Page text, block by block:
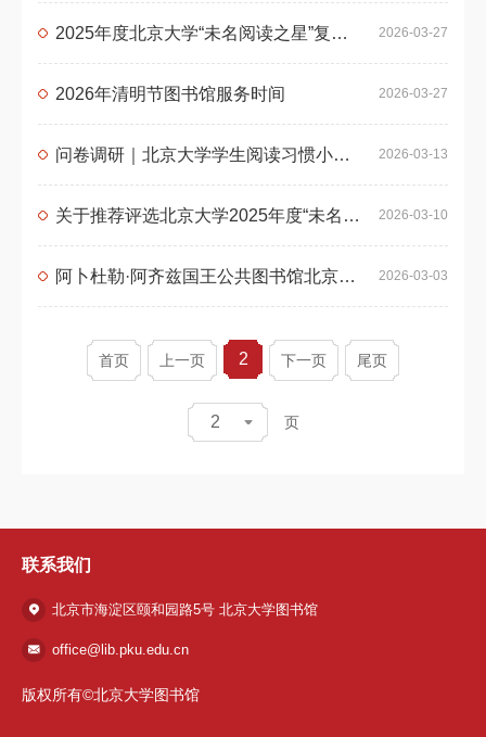
2026-03-27
2025年度北京大学“未名阅读之星”复评环节入围名单公示
2026-03-27
2026年清明节图书馆服务时间
2026-03-13
问卷调研｜北京大学学生阅读习惯小调查
2026-03-10
关于推荐评选北京大学2025年度“未名阅读之星”的通知
2026-03-03
阿卜杜勒·阿齐兹国王公共图书馆北京大学分馆招聘学生助理馆员
首页 上一页 2 下一页 尾页
2 页
联系我们
北京市海淀区颐和园路5号 北京大学图书馆
office@lib.pku.edu.cn
版权所有©北京大学图书馆